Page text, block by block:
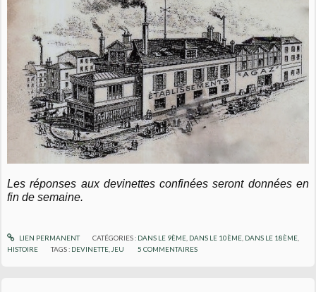
Les réponses aux devinettes confinées seront données en
fin de semaine.
LIEN PERMANENT CATÉGORIES : DANS LE 9ÈME, DANS LE 10ÈME, DANS LE 18ÈME,
HISTOIRE
TAGS : DEVINETTE JEU 5 COMMENTAIRES